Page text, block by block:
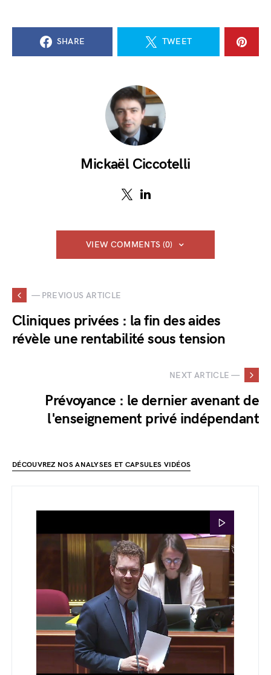
SHARE TWEET
Mickaël Ciccotelli
VIEW COMMENTS (0)
— PREVIOUS ARTICLE
Cliniques privées : la fin des aides
révèle une rentabilité sous tension
NEXT ARTICLE —
Prévoyance : le dernier avenant de
l'enseignement privé indépendant
DÉCOUVREZ NOS ANALYSES ET CAPSULES VIDÉOS